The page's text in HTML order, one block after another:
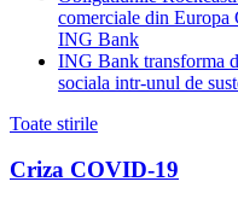
comerciale din Europa
ING Bank
ING Bank transforma
sociala intr-unul de
Toate stirile
Criza COVID-19